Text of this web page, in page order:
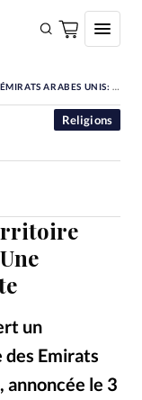
ÉMIRATS ARABES UNIS: TERRITOIRE CHRÉTIEN OU ISLAMIQUE? UNE DÉCOUVERTE SÈME LE DOUTE
un
Emirats
le 3
Religions